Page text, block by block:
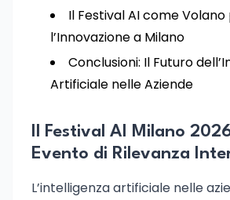
Il Festival AI come
l’Innovazione a Milano
Conclusioni: Il Futuro
Artificiale nelle Aziende
Il Festival AI Milano
Evento di Rilevanza
L’intelligenza artificiale nelle